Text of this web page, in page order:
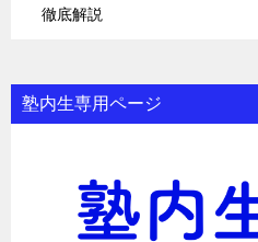
徹底解説
塾内生専用ページ